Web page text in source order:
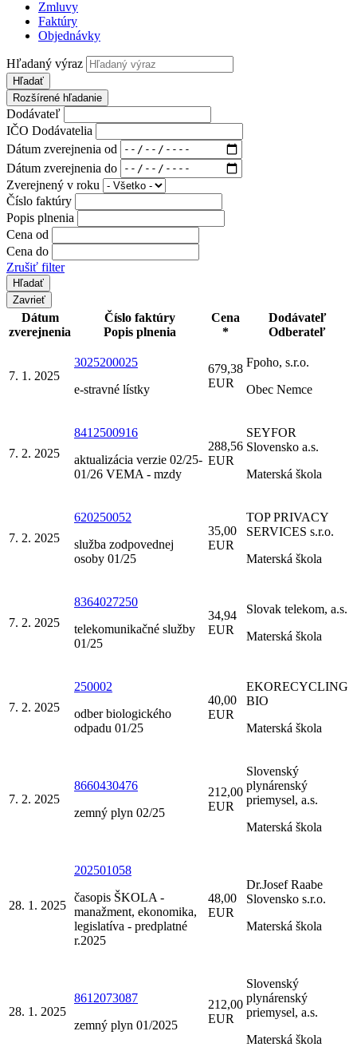
Zmluvy
Faktúry
Objednávky
Hľadaný výraz
Hľadať
Rozšírené hľadanie
Dodávateľ
IČO Dodávatelia
Dátum zverejnenia od
Dátum zverejnenia do
Zverejnený v roku
Číslo faktúry
Popis plnenia
Cena od
Cena do
Zrušiť filter
Zavrieť
Dátum
zverejnenia
Číslo faktúry
Popis plnenia
Cena
*
Dodávateľ
Odberateľ
7. 1. 2025
3025200025
e-stravné lístky
679,38
EUR
Fpoho, s.r.o.
Obec Nemce
7. 2. 2025
8412500916
aktualizácia verzie 02/25-
01/26 VEMA - mzdy
288,56
EUR
SEYFOR
Slovensko a.s.
Materská škola
7. 2. 2025
620250052
služba zodpovednej
osoby 01/25
35,00
EUR
TOP PRIVACY
SERVICES s.r.o.
Materská škola
7. 2. 2025
8364027250
telekomunikačné služby
01/25
34,94
EUR
Slovak telekom, a.s.
Materská škola
7. 2. 2025
250002
odber biologického
odpadu 01/25
40,00
EUR
EKORECYCLING
BIO
Materská škola
7. 2. 2025
8660430476
zemný plyn 02/25
212,00
EUR
Slovenský
plynárenský
priemysel, a.s.
Materská škola
28. 1. 2025
202501058
časopis ŠKOLA -
manažment, ekonomika,
legislatíva - predplatné
r.2025
48,00
EUR
Dr.Josef Raabe
Slovensko s.r.o.
Materská škola
28. 1. 2025
8612073087
zemný plyn 01/2025
212,00
EUR
Slovenský
plynárenský
priemysel, a.s.
Materská škola